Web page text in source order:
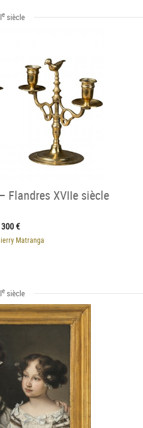
e siècle
Flandres XVIIe siècle
€
Matranga
e siècle